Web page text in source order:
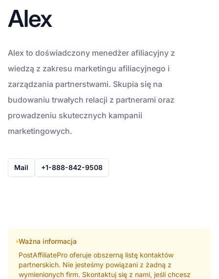
Alex
Alex to doświadczony menedżer afiliacyjny z
wiedzą z zakresu marketingu afiliacyjnego i
zarządzania partnerstwami. Skupia się na
budowaniu trwałych relacji z partnerami oraz
prowadzeniu skutecznych kampanii
marketingowych.
Mail +1-888-842-9508
Ważna informacja
PostAffiliatePro oferuje obszerną listę kontaktów
partnerskich. Nie jesteśmy powiązani z żadną z
wymienionych firm. Skontaktuj się z nami, jeśli chcesz